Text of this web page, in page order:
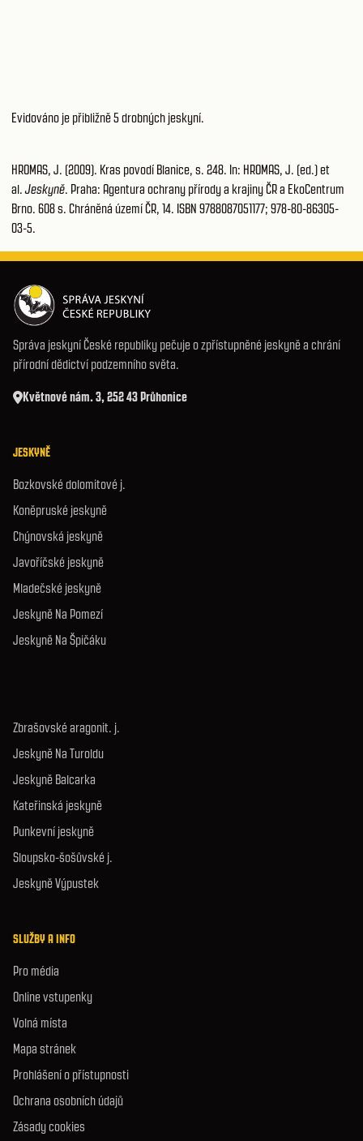
Evidováno je přibližně 5 drobných jeskyní.
HROMAS, J. (2009). Kras povodí Blanice, s. 248. In: HROMAS, J. (ed.) et
al.Jeskyně. Praha: Agentura ochrany přírody a krajiny ČR a EkoCentrum
Brno. 608 s. Chráněná území ČR, 14. ISBN 9788087051177; 978-80-86305-
03-5.
Správa jeskyní České republiky pečuje o zpřístupněné jeskyně a chrání
přírodní dědictví podzemního světa.
Květnové nám. 3, 252 43 Průhonice
JESKYNĚ
Bozkovské dolomitové j.
Koněpruské jeskyně
Chýnovská jeskyně
Javoříčské jeskyně
Mladečské jeskyně
Jeskyně Na Pomezí
Jeskyně Na Špičáku
Zbrašovské aragonit. j.
Jeskyně Na Turoldu
Jeskyně Balcarka
Kateřinská jeskyně
Punkevní jeskyně
Sloupsko-šošůvské j.
Jeskyně Výpustek
SLUŽBY A INFO
Pro média
Online vstupenky
Volná místa
Mapa stránek
Prohlášení o přístupnosti
Ochrana osobních údajů
Zásady cookies